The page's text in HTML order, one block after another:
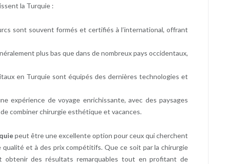
la Turquie :
sont souvent formés et certifiés à l’international, offrant
plus bas que dans de nombreux pays occidentaux,
en Turquie sont équipés des dernières technologies et
expérience de voyage enrichissante, avec des paysages
combiner chirurgie esthétique et vacances.
peut être une excellente option pour ceux qui cherchent
qualité et à des prix compétitifs. Que ce soit par la chirurgie
obtenir des résultats remarquables tout en profitant de